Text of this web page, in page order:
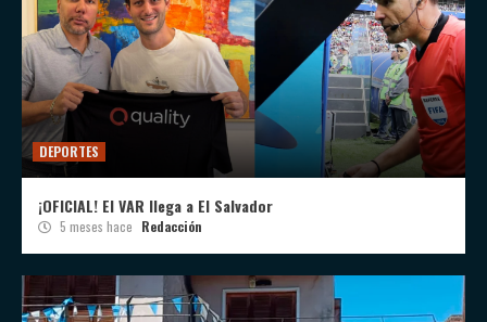
DEPORTES
¡OFICIAL! El VAR llega a El Salvador
5 meses hace Redacción